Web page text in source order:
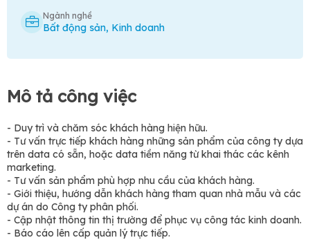
Ngành nghề
Bất động sản, Kinh doanh
Mô tả công việc
- Duy trì và chăm sóc khách hàng hiện hữu.
- Tư vấn trực tiếp khách hàng những sản phẩm của công ty dựa
trên data có sẵn, hoặc data tiềm năng từ khai thác các kênh
marketing.
- Tư vấn sản phẩm phù hợp nhu cầu của khách hàng.
- Giới thiệu, hướng dẫn khách hàng tham quan nhà mẫu và các
dự án do Công ty phân phối.
- Cập nhật thông tin thị trường để phục vụ công tác kinh doanh.
- Báo cáo lên cấp quản lý trực tiếp.